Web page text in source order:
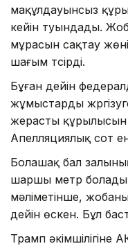
мақұлдауынсыз
кейін туындады.
мұрасын сақтау
шағым түсірді.
Бұған дейін
жұмыстарды
жерасты құрылысын
Апелляциялық сот
Болашақ бал
шаршы метр
мәліметінше,
дейін өскен. Бұл
Трамп әкімшілігіне